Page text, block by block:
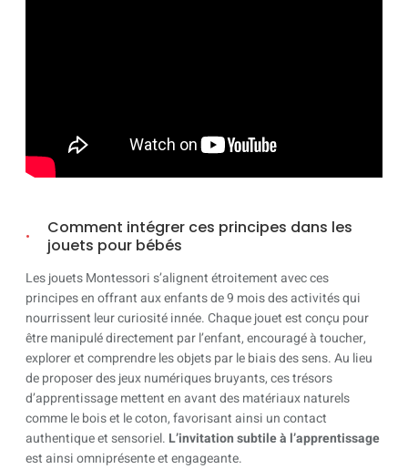
Comment intégrer ces principes dans les
jouets pour bébés
Les jouets Montessori s’alignent étroitement avec ces
principes en offrant aux enfants de 9 mois des activités qui
nourrissent leur curiosité innée. Chaque jouet est conçu pour
être manipulé directement par l’enfant, encouragé à toucher,
explorer et comprendre les objets par le biais des sens. Au lieu
de proposer des jeux numériques bruyants, ces trésors
d’apprentissage mettent en avant des matériaux naturels
comme le bois et le coton, favorisant ainsi un contact
authentique et sensoriel. L’invitation subtile à l’apprentissage
est ainsi omniprésente et engageante.